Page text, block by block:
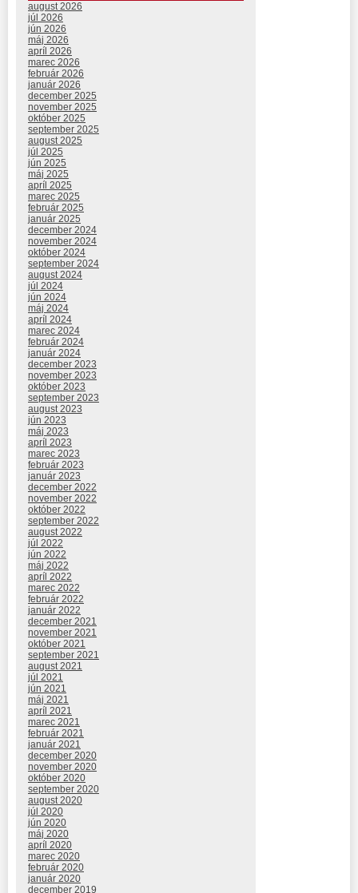
august 2026
júl 2026
jún 2026
máj 2026
apríl 2026
marec 2026
február 2026
január 2026
december 2025
november 2025
október 2025
september 2025
august 2025
júl 2025
jún 2025
máj 2025
apríl 2025
marec 2025
február 2025
január 2025
december 2024
november 2024
október 2024
september 2024
august 2024
júl 2024
jún 2024
máj 2024
apríl 2024
marec 2024
február 2024
január 2024
december 2023
november 2023
október 2023
september 2023
august 2023
jún 2023
máj 2023
apríl 2023
marec 2023
február 2023
január 2023
december 2022
november 2022
október 2022
september 2022
august 2022
júl 2022
jún 2022
máj 2022
apríl 2022
marec 2022
február 2022
január 2022
december 2021
november 2021
október 2021
september 2021
august 2021
júl 2021
jún 2021
máj 2021
apríl 2021
marec 2021
február 2021
január 2021
december 2020
november 2020
október 2020
september 2020
august 2020
júl 2020
jún 2020
máj 2020
apríl 2020
marec 2020
február 2020
január 2020
december 2019